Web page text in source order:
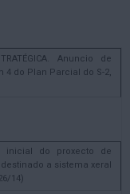
Anuncio de
do Plan Parcial do S-2,
inicial do proxecto de
a sistema xeral
14)